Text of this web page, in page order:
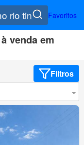
Favoritos
venda em
Filtros